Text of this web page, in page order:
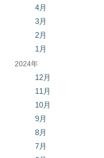
4月
3月
2月
1月
2024年
12月
11月
10月
9月
8月
7月